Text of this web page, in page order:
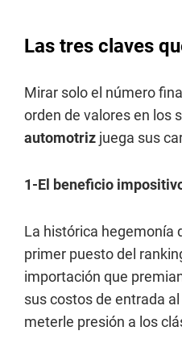
Las tres claves
Mirar solo el número
orden de valores en los
automotriz juega sus
1-El beneficio
La histórica hegemonía
primer puesto del
importación que
sus costos de entrada
meterle presión a los